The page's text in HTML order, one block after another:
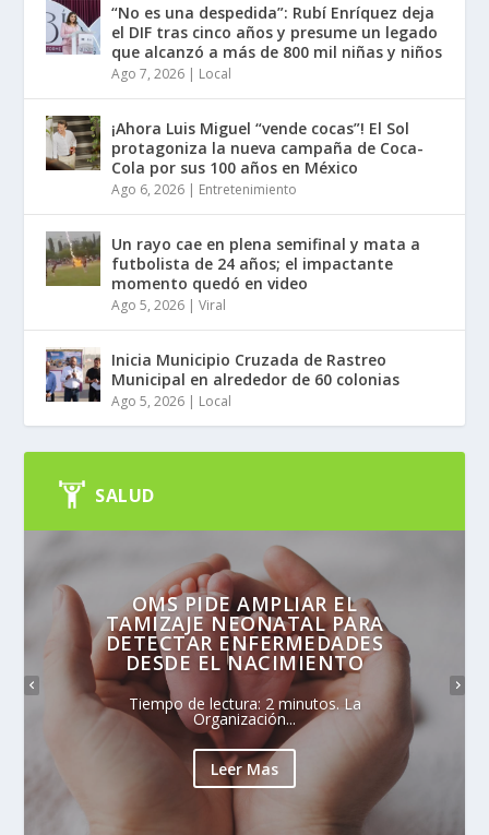
“No es una despedida”: Rubí Enríquez deja
el DIF tras cinco años y presume un legado
que alcanzó a más de 800 mil niñas y niños
Ago 7, 2026 | Local
¡Ahora Luis Miguel “vende cocas”! El Sol
protagoniza la nueva campaña de Coca-
Cola por sus 100 años en México
Ago 6, 2026 | Entretenimiento
Un rayo cae en plena semifinal y mata a
futbolista de 24 años; el impactante
momento quedó en video
Ago 5, 2026 |Viral
Inicia Municipio Cruzada de Rastreo
Municipal en alrededor de 60 colonias
Ago 5, 2026 | Local
SALUD
OMS PIDE AMPLIAR EL
TAMIZAJE NEONATAL PARA
DETECTAR ENFERMEDADES
DESDE EL NACIMIENTO
Tiempo de lectura: 2 minutos. La
Organización...
Leer Mas